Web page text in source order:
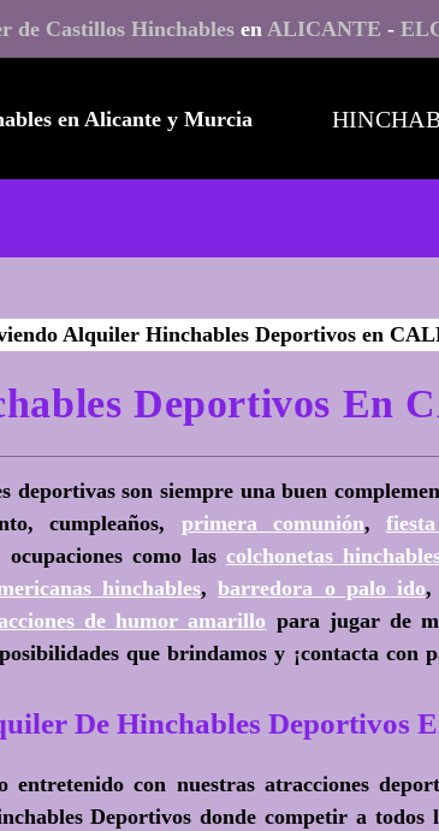
de Castillos Hinchables en ALICANTE -
Deportivos En
deportivas son siempre una buen
cumpleaños, primera comunión,
como lascolchonetas
hinchables,barredora o palo ido,
de humor amarillo para jugar de
que brindamos y ¡contacta con
De Hinchables Deportivos
entretenido con nuestras atracciones
Deportivos donde competir a todos